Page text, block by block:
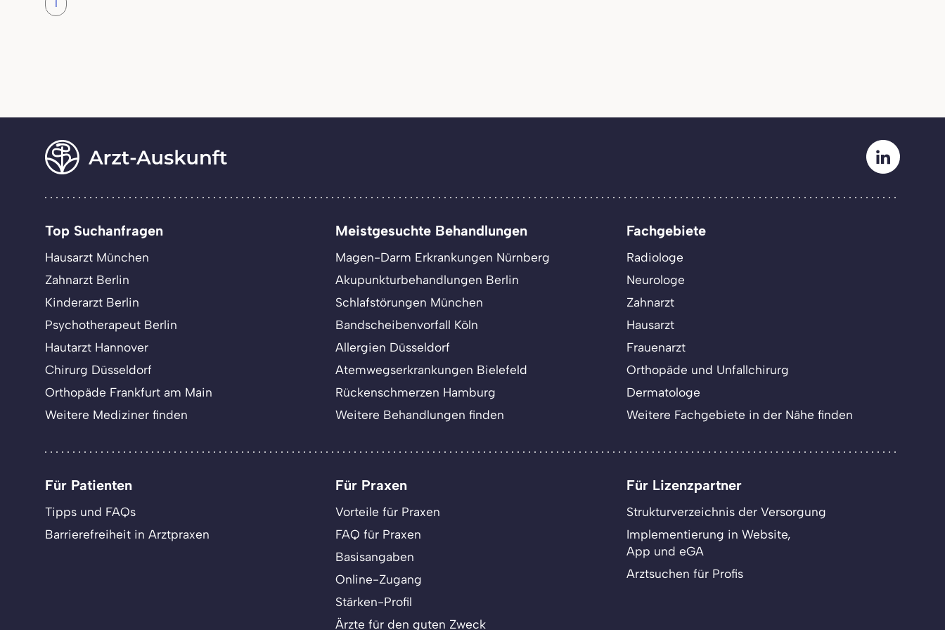
1
Top Suchanfragen
Hausarzt München
Zahnarzt Berlin
Kinderarzt Berlin
Psychotherapeut Berlin
Hautarzt Hannover
Chirurg Düsseldorf
Orthopäde Frankfurt am Main
Weitere Mediziner finden
Meistgesuchte Behandlungen
Magen-Darm Erkrankungen Nürnberg
Akupunkturbehandlungen Berlin
Schlafstörungen München
Bandscheibenvorfall Köln
Allergien Düsseldorf
Atemwegserkrankungen Bielefeld
Rückenschmerzen Hamburg
Weitere Behandlungen finden
Fachgebiete
Radiologe
Neurologe
Zahnarzt
Hausarzt
Frauenarzt
Orthopäde und Unfallchirurg
Dermatologe
Weitere Fachgebiete in der Nähe finden
Für Patienten
Tipps und FAQs
Barrierefreiheit in Arztpraxen
Für Praxen
Vorteile für Praxen
FAQ für Praxen
Basisangaben
Online-Zugang
Stärken-Profil
Ärzte für den guten Zweck
Für Lizenzpartner
Strukturverzeichnis der Versorgung
Implementierung in Website,
App und eGA
Arztsuchen für Profis